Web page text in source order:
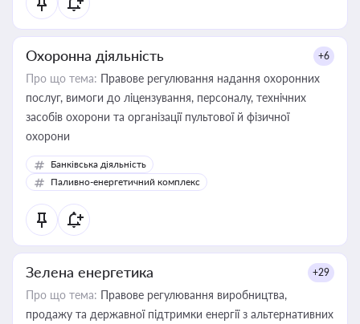
Охоронна діяльність +6
Про що тема: Правове регулювання надання охоронних
послуг, вимоги до ліцензування, персоналу, технічних
засобів охорони та організації пультової й фізичної
охорони
Банківська діяльність
Паливно-енергетичний комплекс
Зелена енергетика +29
Про що тема: Правове регулювання виробництва,
продажу та державної підтримки енергії з альтернативних